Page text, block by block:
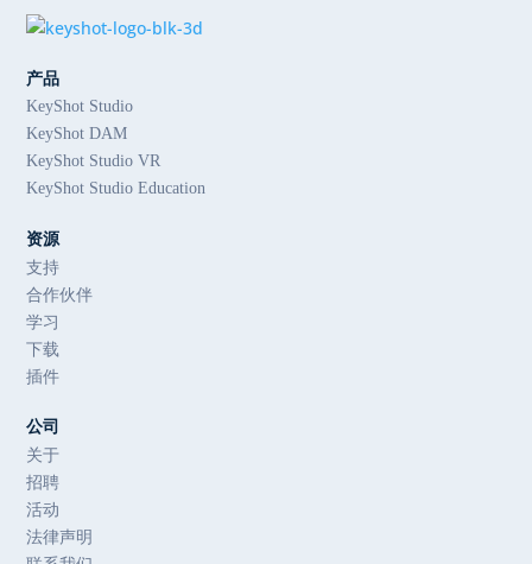
产品
KeyShot Studio
KeyShot DAM
KeyShot Studio VR
KeyShot Studio Education
资源
支持
合作伙伴
学习
下载
插件
公司
关于
招聘
活动
法律声明